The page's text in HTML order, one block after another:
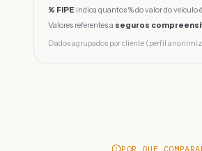
% FIPE indica quantos % do valor do veículo
Valores referentes a seguros
Dados agrupados por cliente (perfil
POR QUE